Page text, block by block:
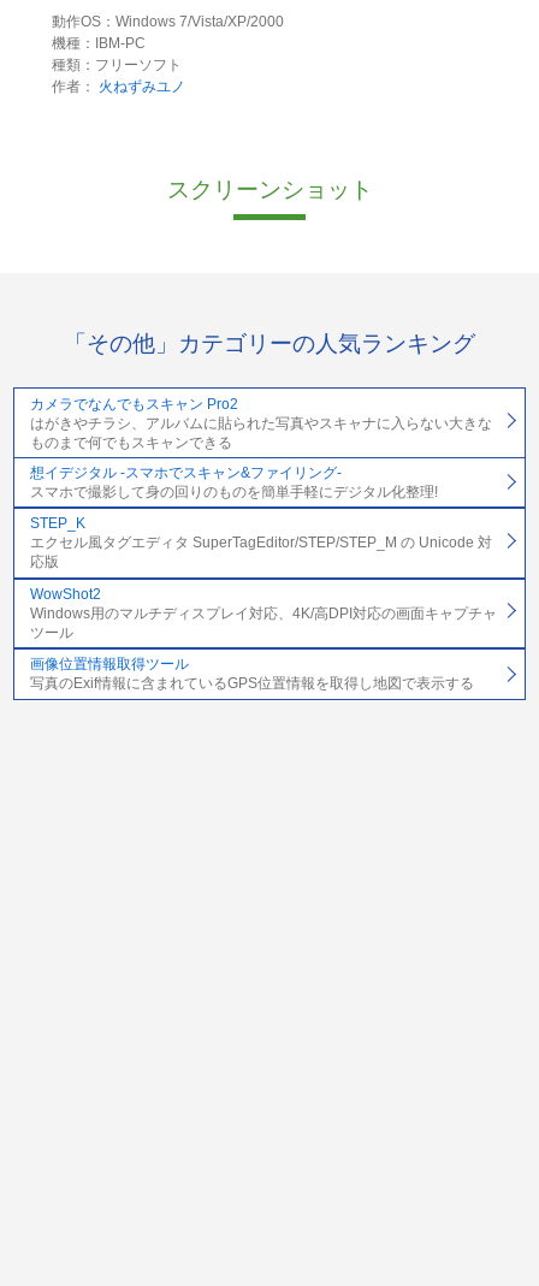
動作OS：Windows 7/Vista/XP/2000
機種：IBM-PC
種類：フリーソフト
作者：
火ねずみユノ
スクリーンショット
「その他」カテゴリーの人気ランキング
カメラでなんでもスキャン Pro2
はがきやチラシ、アルバムに貼られた写真やスキャナに入らない大きな
ものまで何でもスキャンできる
想イデジタル -スマホでスキャン&ファイリング-
スマホで撮影して身の回りのものを簡単手軽にデジタル化整理!
STEP_K
エクセル風タグエディタ SuperTagEditor/STEP/STEP_M の Unicode 対
応版
WowShot2
Windows用のマルチディスプレイ対応、4K/高DPI対応の画面キャプチャ
ツール
画像位置情報取得ツール
写真のExif情報に含まれているGPS位置情報を取得し地図で表示する